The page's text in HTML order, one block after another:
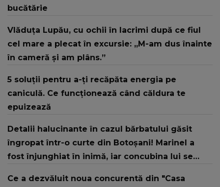
bucătărie
Vlăduța Lupău, cu ochii în lacrimi după ce fiul
cel mare a plecat în excursie: „M-am dus înainte
în cameră și am plâns.”
5 soluții pentru a-ți recăpăta energia pe
caniculă. Ce funcționează când căldura te
epuizează
Detalii halucinante în cazul bărbatului găsit
îngropat într-o curte din Botoșani! Marinel a
fost înjunghiat în inimă, iar concubina lui se
Ce a dezvăluit noua concurentă din "Casa